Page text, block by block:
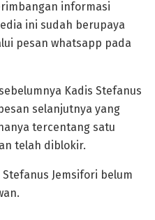
informasi
ini sudah berupaya
pesan whatsapp pada
Kadis Stefanus
selanjutnya yang
tercentang satu
telah diblokir.
Jemsifori belum